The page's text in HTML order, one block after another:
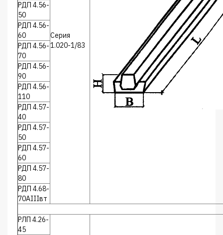
Серия
1.020-1/83
РДП 4.56-
50
РДП 4.56-
60
РДП 4.56-
70
РДП 4.56-
90
РДП 4.56-
110
РДП 4.57-
40
РДП 4.57-
50
РДП 4.57-
60
РДП 4.57-
80
РДП 4.68-
70АIIIвт
РЛП 4.26-
45